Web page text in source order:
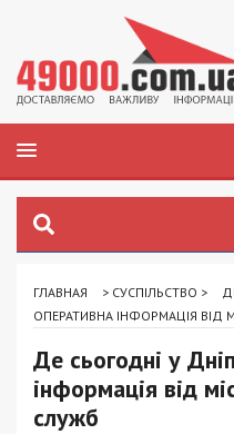
ГЛАВНАЯ > СУСПІЛЬСТВО >
ОПЕРАТИВНА ІНФОРМАЦІЯ ВІД
Де сьогодні у
інформація від
служб